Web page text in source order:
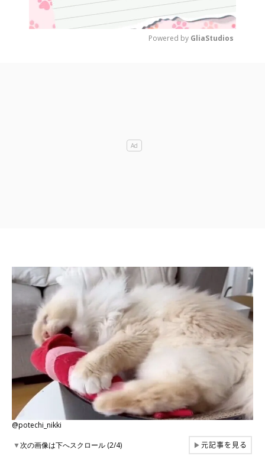
Powered by GliaStudios
@potechi_nikki
▼次の画像は下へスクロール (2/4) ▶元記事を見る